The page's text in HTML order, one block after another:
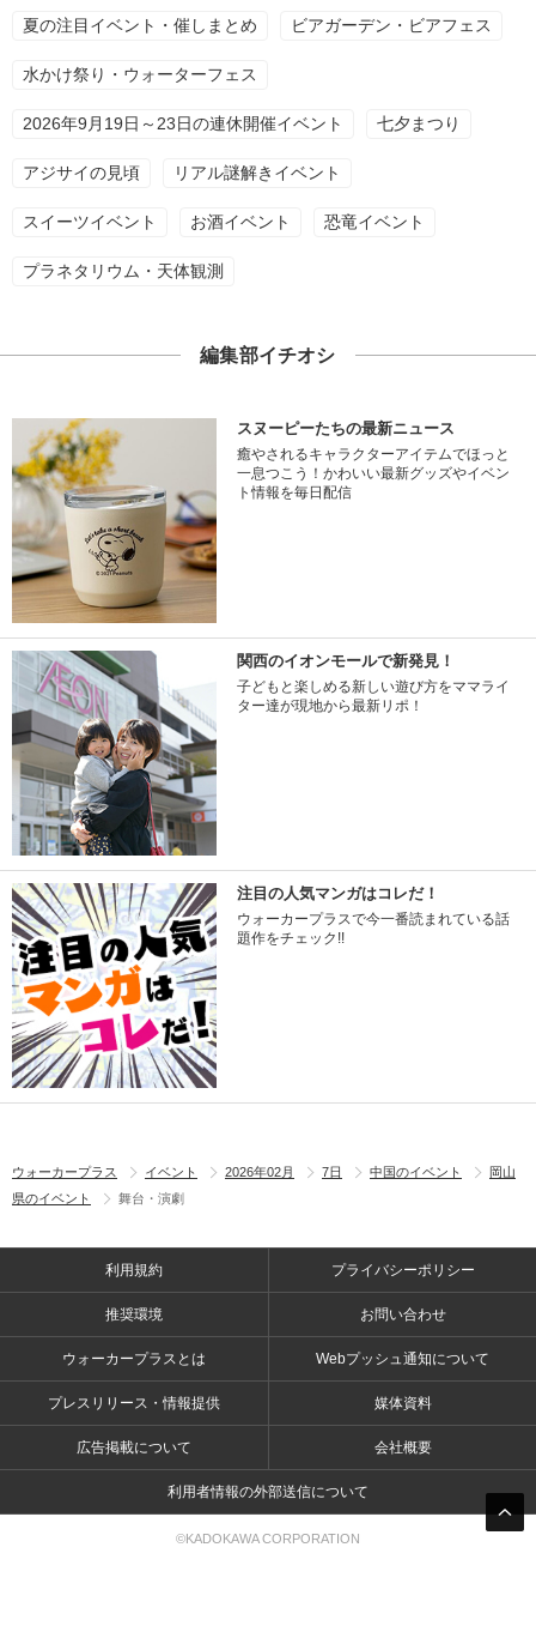
夏の注目イベント・催しまとめ ビアガーデン・ビアフェス
水かけ祭り・ウォーターフェス
2026年9月19日～23日の連休開催イベント 七夕まつり
アジサイの見頃 リアル謎解きイベント
スイーツイベント お酒イベント 恐竜イベント
プラネタリウム・天体観測
編集部イチオシ
スヌーピーたちの最新ニュース
癒やされるキャラクターアイテムでほっと
一息つこう！かわいい最新グッズやイベン
ト情報を毎日配信
関西のイオンモールで新発見！
子どもと楽しめる新しい遊び方をママライ
ター達が現地から最新リポ！
注目の人気マンガはコレだ！
ウォーカープラスで今一番読まれている話
題作をチェック!!
ウォーカープラス イベント 2026年02月 7日 中国のイベント
岡山
県のイベント
舞台・演劇
利用規約 プライバシーポリシー
推奨環境 お問い合わせ
ウォーカープラスとは Webプッシュ通知について
プレスリリース・情報提供 媒体資料
広告掲載について 会社概要
利用者情報の外部送信について
©KADOKAWA CORPORATION